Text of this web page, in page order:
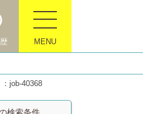
MENU
job-40368